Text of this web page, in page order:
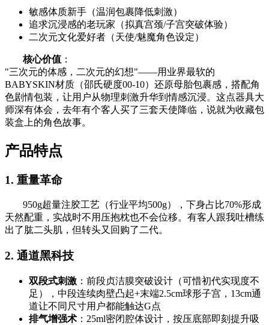
敏感体质新手（温润包裹降低刺激）
追求沉浸感的老玩家（拟真宫颈/子宫突破体验）
二次元文化爱好者（天使/魅魔角色设定）
核心价值 ：
"三次元的体感，二次元的幻想"——用业界最软的
BABYSKIN材质（邵氏硬度00-10）还原母胎包裹感，搭配角
色剧情包装，让用户从物理刺激升华到情感沉浸。这点器具大
师深有体会，去年有个客人买了三套天使降临，说就为收藏包
装盒上的角色故事。
产品特点
1. 重量革命
950g超量注胶工艺（行业平均500g），下身占比70%形成
天然配重，实战时不用压抱枕也不会位移。有客人跟我吐槽练
出了肱二头肌，但转头又回购了二代。
2. 通道黑科技
双段式刺激 ：前段贞洁膜突破设计（可惜初代实现度不
足），中段连续肉壁凸起+末端2.5cm球形子宫，13cm通
道让不同尺寸用户都能触达G点
排气增强术 ：25ml密闭腔体设计，按压底部即刻提升吸